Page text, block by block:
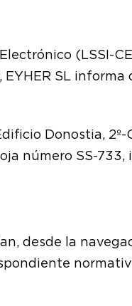
(LSSI-
SL informa
Donostia, 2º-
número SS-733,
desde la